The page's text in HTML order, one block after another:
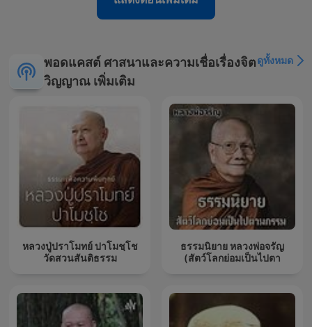
พอดแคสต์ ศาสนาและความเชื่อเรื่องจิต
วิญญาณ เพิ่มเติม
ดูทั้งหมด
หลวงปู่ปราโมทย์ ปาโมชฺโช
วัดสวนสันติธรรม
ธรรมนิยาย หลวงพ่อจรัญ
(สัตว์โลกย่อมเป็นไปตา